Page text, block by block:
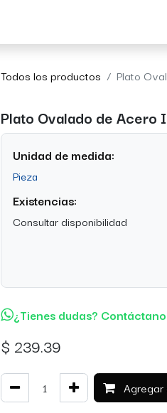
Todos los productos Plato
Plato Ovalado de Acero
Unidad de medida:
Pieza
Existencias:
Consultar disponibilidad
¿Tienes dudas?
$ 239.39
Agregar